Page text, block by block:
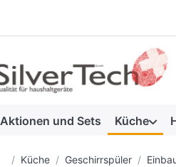
Aktionen und Sets Küche
Startseite
Küche Geschirrspüler